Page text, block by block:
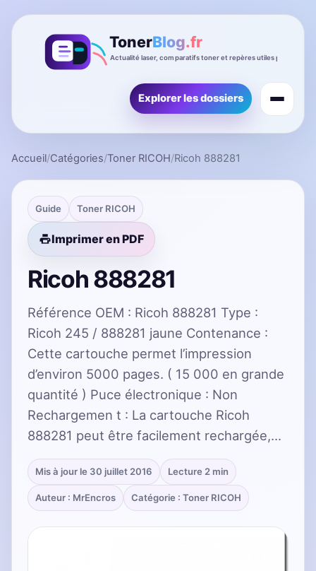
Explorer les dossiers
Accueil/Catégories/Toner RICOH/Ricoh 888281
Guide Toner RICOH
Imprimer en PDF
Ricoh 888281
Référence OEM : Ricoh 888281 Type :
Ricoh 245 / 888281 jaune Contenance :
Cette cartouche permet l’impression
d’environ 5000 pages. ( 15 000 en grande
quantité ) Puce électronique : Non
Rechargemen t : La cartouche Ricoh
888281 peut être facilement rechargée,…
Mis à jour le 30 juillet 2016 Lecture 2 min
Auteur : MrEncros Catégorie : Toner RICOH